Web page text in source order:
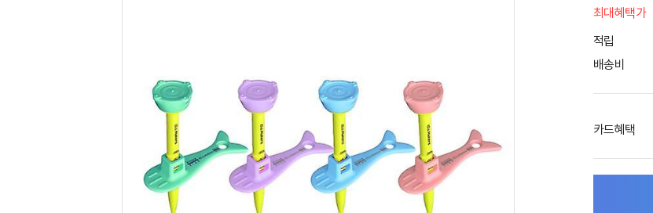
최대혜택가
적립
배송비
카드혜택